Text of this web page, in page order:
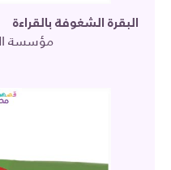
البقرة الشغوفة بالقراءة
مؤسسة